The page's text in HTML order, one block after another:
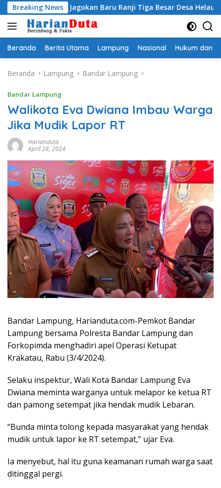
Langsung
ke
konten
Breaking News
Egi Jagokan Baru Ranji Tiga Besar Desa Helau
Beranda Berita Utama Lampung Nasional Hukum dan
Beranda Lampung Bandar Lampung
Bandar Lampung
Walikota Eva Dwiana Imbau Warga
Jika Mudik Lapor RT
Harianduta
April 28, 2024
Bandar Lampung, Harianduta.com-Pemkot Bandar
Lampung bersama Polresta Bandar Lampung dan
Forkopimda menghadiri apel Operasi Ketupat
Krakatau, Rabu (3/4/2024).
Selaku inspektur, Wali Kota Bandar Lampung Eva
Dwiana meminta warganya untuk melapor ke ketua RT
dan pamong setempat jika hendak mudik Lebaran.
“Bunda minta tolong kepada masyarakat yang hendak
mudik untuk lapor ke RT setempat,” ujar Eva.
Ia menyebut, hal itu guna keamanan rumah warga saat
ditinggal pergi.